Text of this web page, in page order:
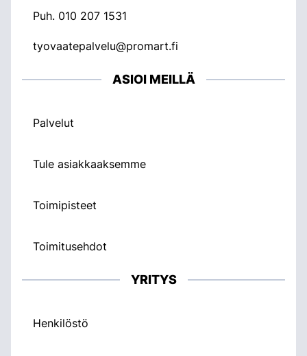
Puh. 010 207 1531
tyovaatepalvelu@promart.fi
ASIOI MEILLÄ
Palvelut
Tule asiakkaaksemme
Toimipisteet
Toimitusehdot
YRITYS
Henkilöstö